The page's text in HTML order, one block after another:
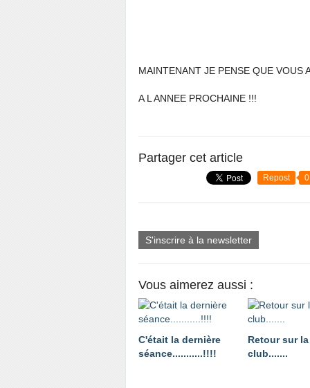
MAINTENANT JE PENSE QUE VOUS
A L ANNEE PROCHAINE !!!
Partager cet article
Repost 0
S'inscrire à la newsletter
Vous aimerez aussi :
C'était la dernière
séance...........!!!!
Retour sur
club.......